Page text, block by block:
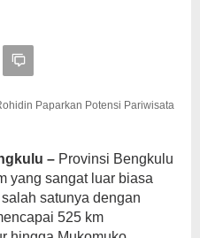
Paparkan Potensi Pariwisata
– Provinsi Bengkulu
yang sangat luar biasa
satunya dengan
525 km